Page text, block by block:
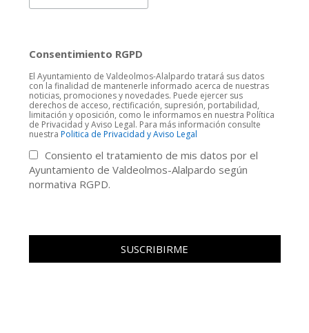
Consentimiento RGPD
El Ayuntamiento de Valdeolmos-Alalpardo tratará sus datos
con la finalidad de mantenerle informado acerca de nuestras
noticias, promociones y novedades. Puede ejercer sus
derechos de acceso, rectificación, supresión, portabilidad,
limitación y oposición, como le informamos en nuestra Política
de Privacidad y Aviso Legal. Para más información consulte
nuestra Politica de Privacidad y Aviso Legal
Consiento el tratamiento de mis datos por el
Ayuntamiento de Valdeolmos-Alalpardo según
normativa RGPD.